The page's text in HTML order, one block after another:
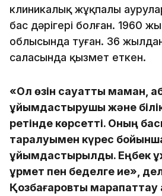
клиникалық жұқпалы
бас дәрігері болған. 1960
облысында туған. 36
саласында қызмет еткен.
«Ол өзін сауатты маман,
ұйымдастырушы және
ретінде көрсетті. Оның
таралуымен күрес
ұйымдастырылды. Еңбек
құрмет пен беделге ие»,
Қозбағаровты марапаттау